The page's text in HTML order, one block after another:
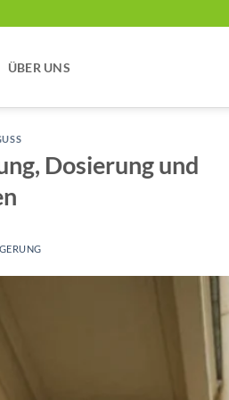
ÜBER UNS
Dosierung und